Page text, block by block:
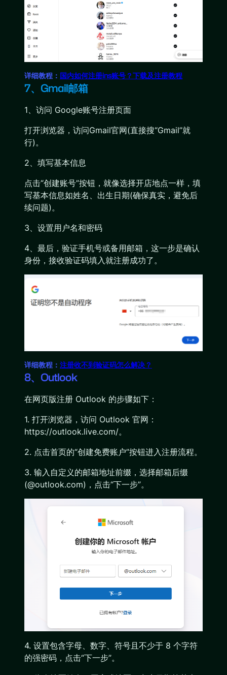
详细教程： 国内如何注册ins账号？下载及注册教程
7、Gmail邮箱
1、访问 Google账号注册页面
打开浏览器，访问Gmail官网(直接搜“Gmail”就
行)。
2、填写基本信息
点击“创建账号”按钮，就像选择开店地点一样，填
写基本信息如姓名、出生日期(确保真实，避免后
续问题)。
3、设置用户名和密码
4、最后，验证手机号或备用邮箱，这一步是确认
身份，接收验证码填入就注册成功了。
详细教程： 注册收不到验证码怎么解决？
8、Outlook
在网页版注册 Outlook 的步骤如下：
1. 打开浏览器，访问 Outlook 官网：
https://outlook.live.com/。
2. 点击首页的“创建免费账户”按钮进入注册流程。
3. 输入自定义的邮箱地址前缀，选择邮箱后缀
(@outlook.com)，点击“下一步”。
4. 设置包含字母、数字、符号且不少于 8 个字符
的强密码，点击“下一步”。